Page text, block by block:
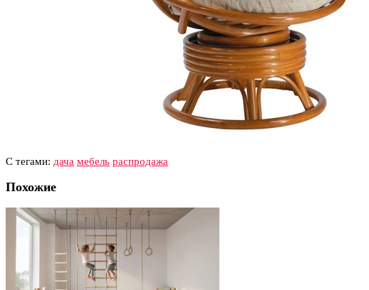
С тегами: дача мебель распродажа
Похожие